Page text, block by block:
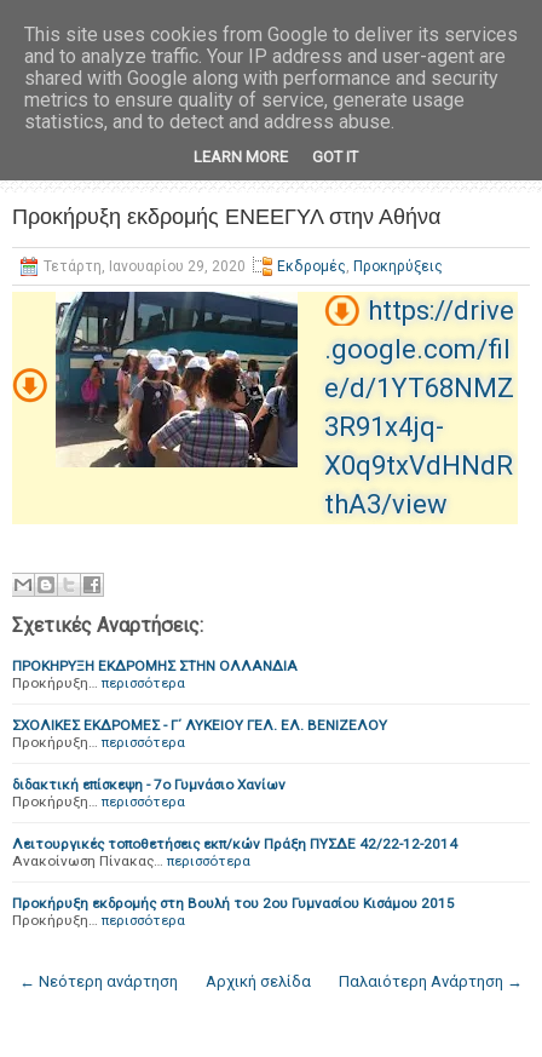
Προκήρυξη εκδρομής ΕΝΕΕΓΥΛ στην Αθήνα
Τετάρτη, Ιανουαρίου 29, 2020 Εκδρομές, Προκηρύξεις
https://drive
.google.com/fil
e/d/1YT68NMZ
3R91x4jq-
X0q9txVdHNdR
thA3/view
Σχετικές Αναρτήσεις:
ΠΡΟΚΗΡΥΞΗ ΕΚΔΡΟΜΗΣ ΣΤΗΝ ΟΛΛΑΝΔΙΑ
Προκήρυξη… περισσότερα
ΣΧΟΛΙΚΕΣ ΕΚΔΡΟΜΕΣ - Γ΄ ΛΥΚΕΙΟΥ ΓΕΛ. ΕΛ. ΒΕΝΙΖΕΛΟΥ
Προκήρυξη… περισσότερα
διδακτική επίσκεψη - 7ο Γυμνάσιο Χανίων
Προκήρυξη… περισσότερα
Λειτουργικές τοποθετήσεις εκπ/κών Πράξη ΠΥΣΔΕ 42/22-12-2014
Ανακοίνωση Πίνακας… περισσότερα
Προκήρυξη εκδρομής στη Βουλή του 2ου Γυμνασίου Κισάμου 2015
Προκήρυξη… περισσότερα
← Νεότερη ανάρτηση Παλαιότερη Ανάρτηση →
Αρχική σελίδα
This site uses cookies from Google to deliver its services
and to analyze traffic. Your IP address and user-agent are
shared with Google along with performance and security
metrics to ensure quality of service, generate usage
statistics, and to detect and address abuse.
LEARN MORE GOT IT